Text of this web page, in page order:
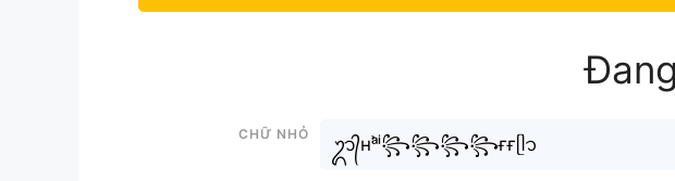
Chữ nhỏ
ᬊ᭄ʜᵃ̉ⁱ꧂꧂꧂꧂ғғᥫ᭡